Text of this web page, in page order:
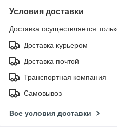
Условия доставки
Доставка осуществляется
Доставка курьером
Доставка почтой
Транспортная компания
Самовывоз
Все условия доставки